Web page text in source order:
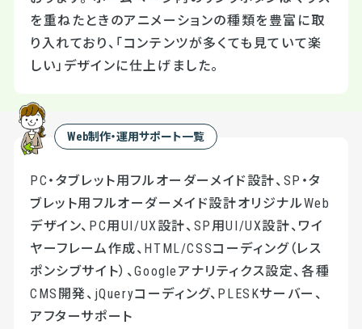
を重ねたときのアニメーションの種類を豊富に取
り入れており、「コンテンツが多くても見ていて楽
しい」デザインに仕上げました。
Web制作・運用サポート一覧
PC・タブレット用フルオーダーメイド設計、SP・タ
ブレット用フルオーダーメイド設計オリジナルWeb
デザイン、PC用UI/UX設計、SP用UI/UX設計、ワイ
ヤーフレーム作成、HTML/CSSコーディング（レス
ポンシブサイト）、Googleアナリティクス設定、各種
CMS開発、jQueryコーディング、PLESKサーバー、
アフターサポート